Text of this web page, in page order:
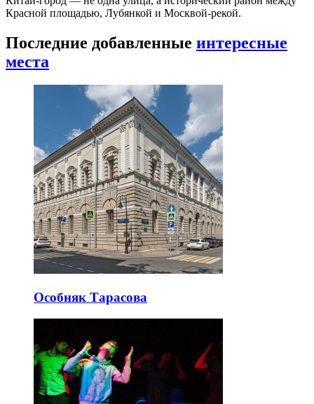
Красной площадью, Лубянкой и Москвой-рекой.
Последние добавленные интересные
места
Особняк Тарасова